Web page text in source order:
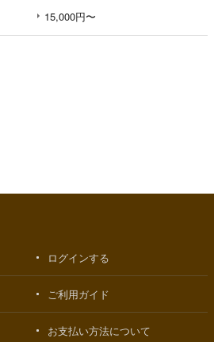
15,000円〜
ログインする
ご利用ガイド
お支払い方法について